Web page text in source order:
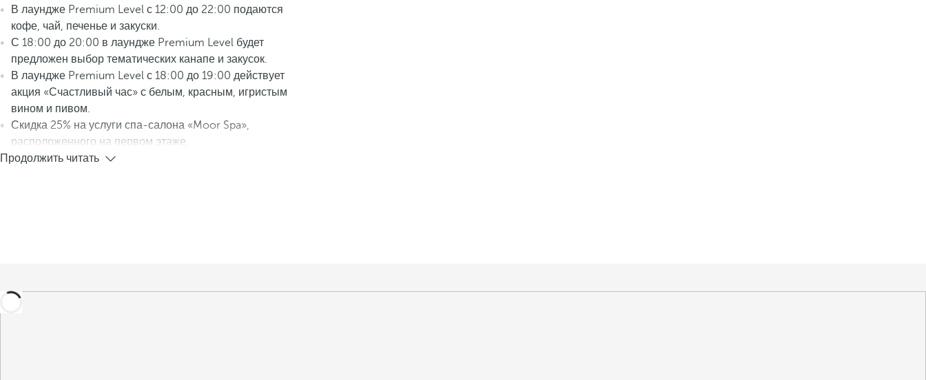
В лаундже Premium Level с 12:00 до 22:00 подаются
кофе, чай, печенье и закуски.
С 18:00 до 20:00 в лаундже Premium Level будет
предложен выбор тематических канапе и закусок.
В лаундже Premium Level с 18:00 до 19:00 действует
акция «Счастливый час» с белым, красным, игристым
вином и пивом.
Скидка 25% на услуги спа-салона «Moor Spa»,
расположенного на первом этаже.
Продолжить читать